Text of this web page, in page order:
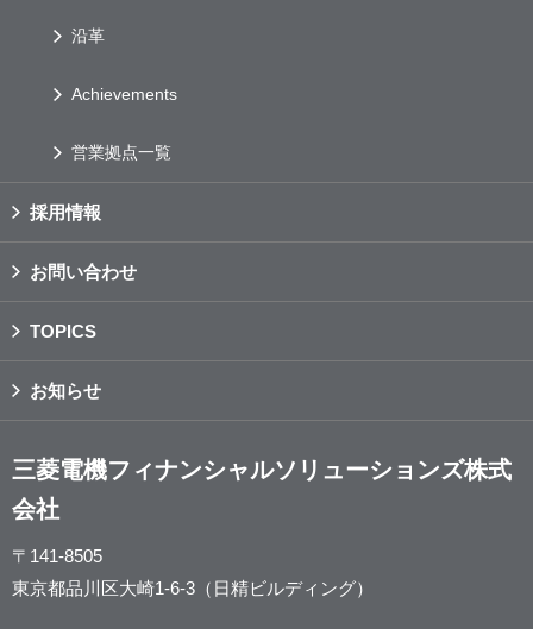
沿革
Achievements
営業拠点一覧
採用情報
お問い合わせ
TOPICS
お知らせ
三菱電機フィナンシャルソリューションズ株式
会社
〒141-8505
東京都品川区大崎1-6-3（日精ビルディング）